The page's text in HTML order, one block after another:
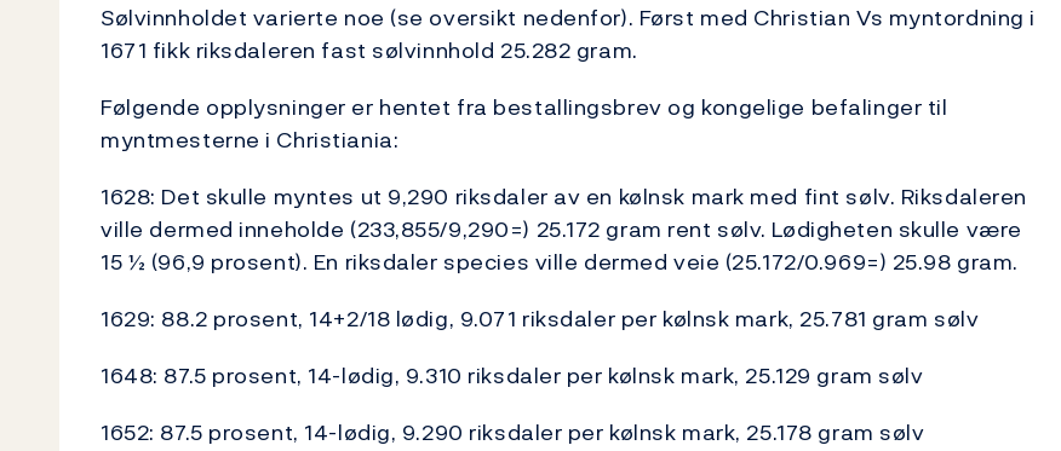
Sølvinnholdet varierte noe (se oversikt nedenfor). Først med Christian Vs myntordning i
1671 fikk riksdaleren fast sølvinnhold 25.282 gram.
Følgende opplysninger er hentet fra bestallingsbrev og kongelige befalinger til
myntmesterne i Christiania:
1628: Det skulle myntes ut 9,290 riksdaler av en kølnsk mark med fint sølv. Riksdaleren
ville dermed inneholde (233,855/9,290=) 25.172 gram rent sølv. Lødigheten skulle være
15 ½ (96,9 prosent). En riksdaler species ville dermed veie (25.172/0.969=) 25.98 gram.
1629: 88.2 prosent, 14+2/18 lødig, 9.071 riksdaler per kølnsk mark, 25.781 gram sølv
1648: 87.5 prosent, 14-lødig, 9.310 riksdaler per kølnsk mark, 25.129 gram sølv
1652: 87.5 prosent, 14-lødig, 9.290 riksdaler per kølnsk mark, 25.178 gram sølv